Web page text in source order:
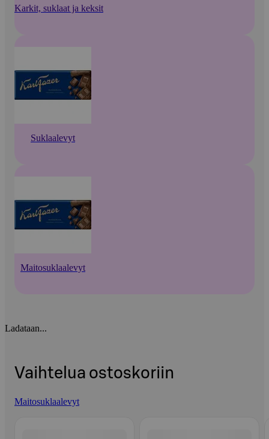
Karkit, suklaat ja keksit
Suklaalevyt
Maitosuklaalevyt
Ladataan...
Vaihtelua ostoskoriin
Maitosuklaalevyt